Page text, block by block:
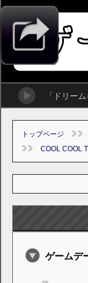
「ドリー
トップページ
COOL COOL
ゲームデ